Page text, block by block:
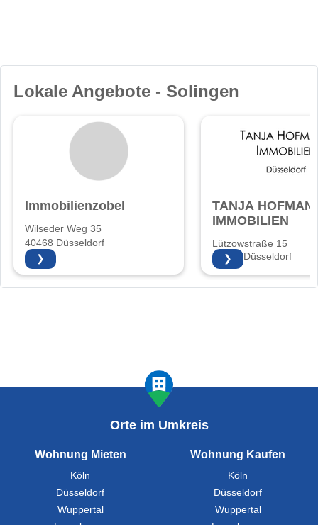
Lokale Angebote - Solingen
Immobilienzobel
Wilseder Weg 35
40468 Düsseldorf
❯
TANJA
IMMOBILIEN
Lützowstraße 15
40476 Düsseldorf
❯
Orte im Umkreis
Wohnung Mieten
Köln
Düsseldorf
Wuppertal
Wohnung Kaufen
Köln
Düsseldorf
Wuppertal